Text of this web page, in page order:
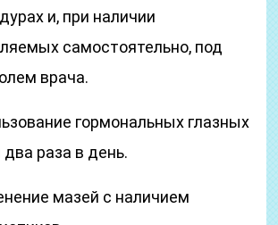
и, при наличии
самостоятельно, под
врача.
гормональных глазных
раза в день.
мазей с наличием